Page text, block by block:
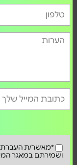
*מאשר/ת העברת
ושמירתם במאגר